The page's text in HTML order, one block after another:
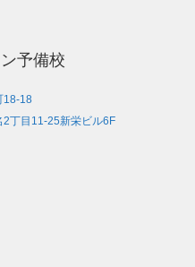
予備校
18-18
2丁目11-25新栄ビル6F